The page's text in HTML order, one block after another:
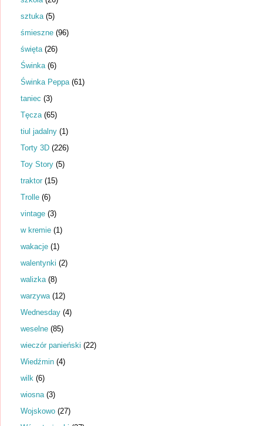
sztuka (5)
śmieszne (96)
święta (26)
Świnka (6)
Świnka Peppa (61)
taniec (3)
Tęcza (65)
tiul jadalny (1)
Torty 3D (226)
Toy Story (5)
traktor (15)
Trolle (6)
vintage (3)
w kremie (1)
wakacje (1)
walentynki (2)
walizka (8)
warzywa (12)
Wednesday (4)
weselne (85)
wieczór panieński (22)
Wiedźmin (4)
wilk (6)
wiosna (3)
Wojskowo (27)